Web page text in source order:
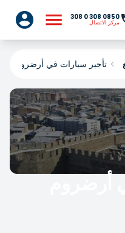
0850 308 0 308
مركز الاتصال
تأجير سيارات في أرضروم
أرضروم